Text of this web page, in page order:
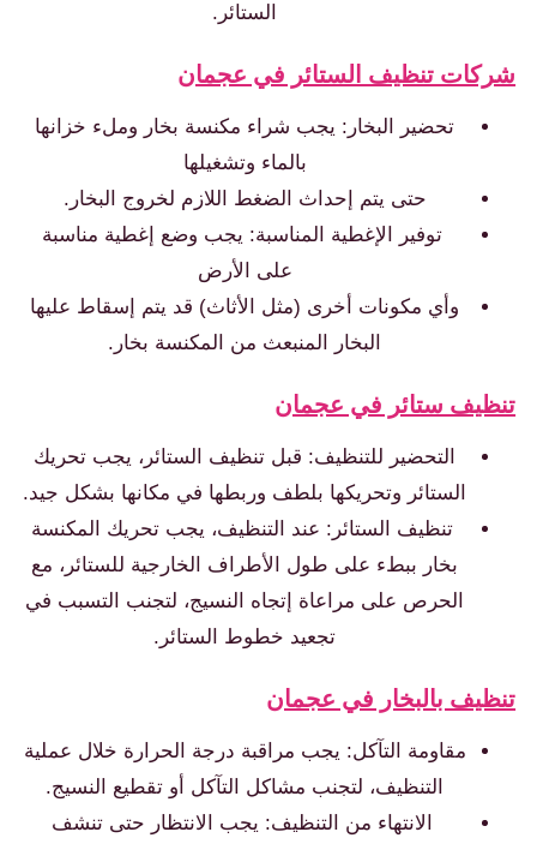
الستائر.
شركات تنظيف الستائر في عجمان
تحضير البخار: يجب شراء مكنسة بخار وملء خزانها
بالماء وتشغيلها
حتى يتم إحداث الضغط اللازم لخروج البخار.
توفير الإغطية المناسبة: يجب وضع إغطية مناسبة
على الأرض
وأي مكونات أخرى (مثل الأثاث) قد يتم إسقاط عليها
البخار المنبعث من المكنسة بخار.
تنظيف ستائر في عجمان
التحضير للتنظيف: قبل تنظيف الستائر، يجب تحريك
الستائر وتحريكها بلطف وربطها في مكانها بشكل جيد.
تنظيف الستائر: عند التنظيف، يجب تحريك المكنسة
بخار ببطء على طول الأطراف الخارجية للستائر، مع
الحرص على مراعاة إتجاه النسيج، لتجنب التسبب في
تجعيد خطوط الستائر.
تنظيف بالبخار في عجمان
مقاومة التآكل: يجب مراقبة درجة الحرارة خلال عملية
التنظيف، لتجنب مشاكل التآكل أو تقطيع النسيج.
الانتهاء من التنظيف: يجب الانتظار حتى تنشف